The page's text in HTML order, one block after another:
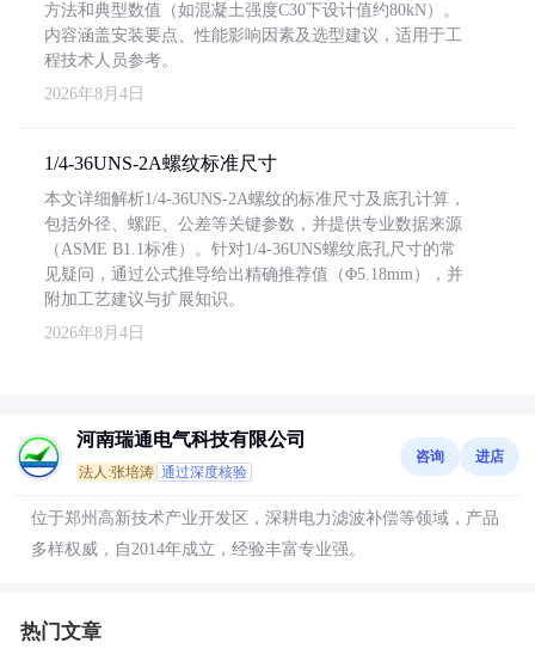
方法和典型数值（如混凝土强度C30下设计值约80kN）。
内容涵盖安装要点、性能影响因素及选型建议，适用于工
程技术人员参考。
2026年8月4日
1/4-36UNS-2A螺纹标准尺寸
本文详细解析1/4-36UNS-2A螺纹的标准尺寸及底孔计算，
包括外径、螺距、公差等关键参数，并提供专业数据来源
（ASME B1.1标准）。针对1/4-36UNS螺纹底孔尺寸的常
见疑问，通过公式推导给出精确推荐值（Φ5.18mm），并
附加工艺建议与扩展知识。
2026年8月4日
河南瑞通电气科技有限公司
法人:张培涛 通过深度核验
咨询 进店
位于郑州高新技术产业开发区，深耕电力滤波补偿等领域，产品
多样权威，自2014年成立，经验丰富专业强。
热门文章